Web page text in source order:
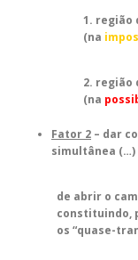
1. região
(na
2. região
(na
Fator 2 – dar
simultânea (…)
de abrir o
constituindo,
os “quase-